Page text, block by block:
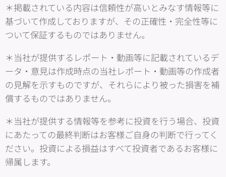
＊掲載されている内容は信頼性が高いとみなす情報等に
基づいて作成しておりますが、その正確性・完全性等に
ついて保証するものではありません。
＊当社が提供するレポート・動画等に記載されているデ
ータ・意見は作成時点の当社レポート・動画等の作成者
の見解を示すものですが、それらにより被った損害を補
償するものではありません。
＊当社が提供する情報等を参考に投資を行う場合、投資
にあたっての最終判断はお客様ご自身の判断で行ってく
ださい。投資による損益はすべて投資者であるお客様に
帰属します。